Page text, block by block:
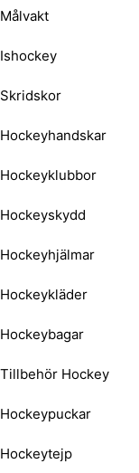
Målvakt
Ishockey
Skridskor
Hockeyhandskar
Hockeyklubbor
Hockeyskydd
Hockeyhjälmar
Hockeykläder
Hockeybagar
Tillbehör Hockey
Hockeypuckar
Hockeytejp